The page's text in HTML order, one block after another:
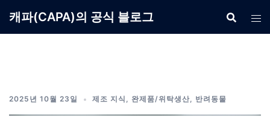
캐파(CAPA)의 공식 블로그
2025년 10월 23일 제조 지식 , 완제품/위탁생산, 반려동물